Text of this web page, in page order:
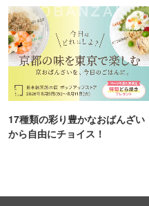
17種類の彩り豊かなおばんざい
から自由にチョイス！